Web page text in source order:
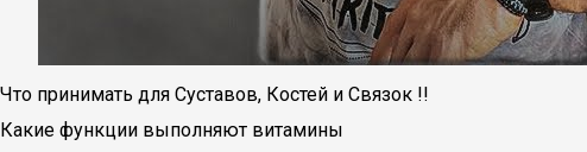
Что принимать для Суставов, Костей и Связок !!
Какие функции выполняют витамины